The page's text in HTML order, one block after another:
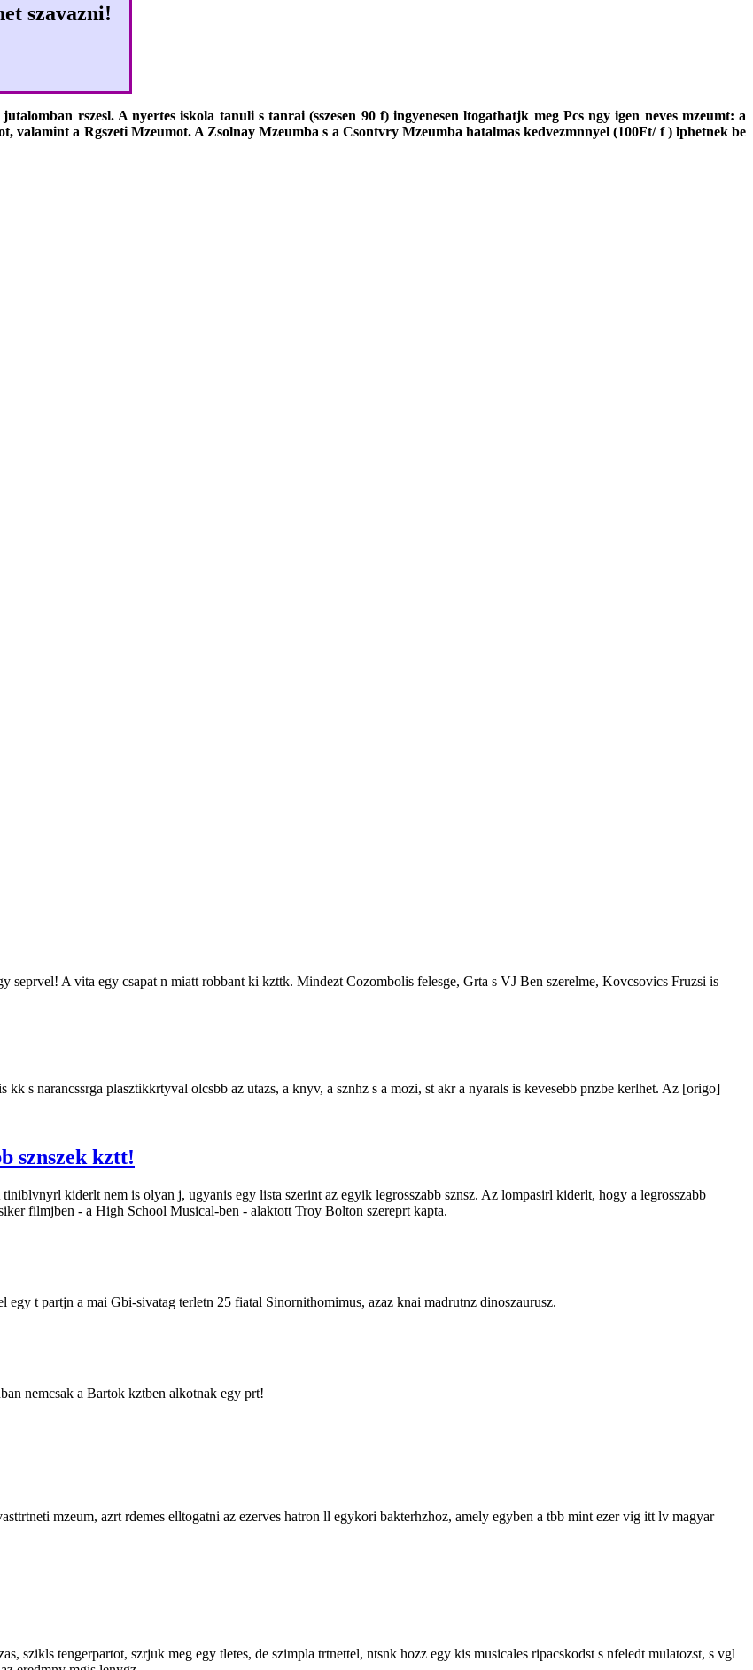
szavazni!
rszesl. A nyertes iskola tanuli s tanrai (sszesen 90 f) ingyenesen ltogathatjk meg Pcs ngy igen neves mzeumt: a
a Rgszeti Mzeumot. A Zsolnay Mzeumba s a Csontvry Mzeumba hatalmas kedvezmnnyel (100Ft/ f ) lphetnek be
A vita egy csapat n miatt robbant ki kzttk. Mindezt Cozombolis felesge, Grta s VJ Ben szerelme, Kovcsovics Fruzsi is
s narancssrga plasztikkrtyval olcsbb az utazs, a knyv, a sznhz s a mozi, st akr a nyarals is kevesebb pnzbe kerlhet. Az [origo]
sznszek kztt!
kiderlt nem is olyan j, ugyanis egy lista szerint az egyik legrosszabb sznsz. Az lompasirl kiderlt, hogy a legrosszabb
filmjben - a High School Musical-ben - alaktott Troy Bolton szereprt kapta.
t partjn a mai Gbi-sivatag terletn 25 fiatal Sinornithomimus, azaz knai madrutnz dinoszaurusz.
nemcsak a Bartok kztben alkotnak egy prt!
mzeum, azrt rdemes elltogatni az ezerves hatron ll egykori bakterhzhoz, amely egyben a tbb mint ezer vig itt lv magyar
szikls tengerpartot, szrjuk meg egy tletes, de szimpla trtnettel, ntsnk hozz egy kis musicales ripacskodst s nfeledt mulatozst, s vgl